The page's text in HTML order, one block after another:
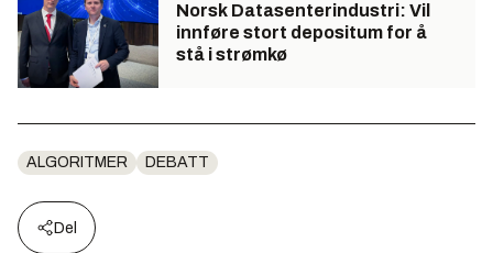
Norsk Datasenterindustri: Vil
innføre stort depositum for å
stå i strømkø
ALGORITMER DEBATT
Del